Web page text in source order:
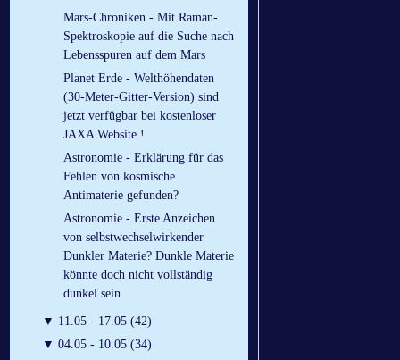
Mars-Chroniken - Mit Raman-
Spektroskopie auf die Suche nach
Lebensspuren auf dem Mars
Planet Erde - Welthöhendaten
(30-Meter-Gitter-Version) sind
jetzt verfügbar bei kostenloser
JAXA Website !
Astronomie - Erklärung für das
Fehlen von kosmische
Antimaterie gefunden?
Astronomie - Erste Anzeichen
von selbstwechselwirkender
Dunkler Materie? Dunkle Materie
könnte doch nicht vollständig
dunkel sein
▼ 11.05 - 17.05 (42)
▼ 04.05 - 10.05 (34)